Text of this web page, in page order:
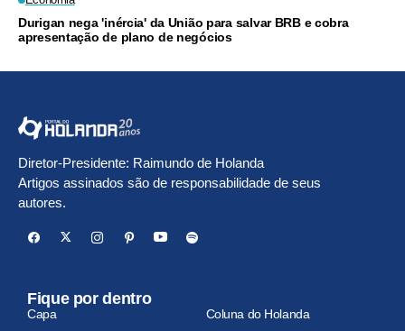
Durigan nega 'inércia' da União para salvar BRB e cobra
apresentação de plano de negócios
Diretor-Presidente: Raimundo de Holanda
Artigos assinados são de responsabilidade de seus
autores.
Fique por dentro
Capa Coluna do Holanda